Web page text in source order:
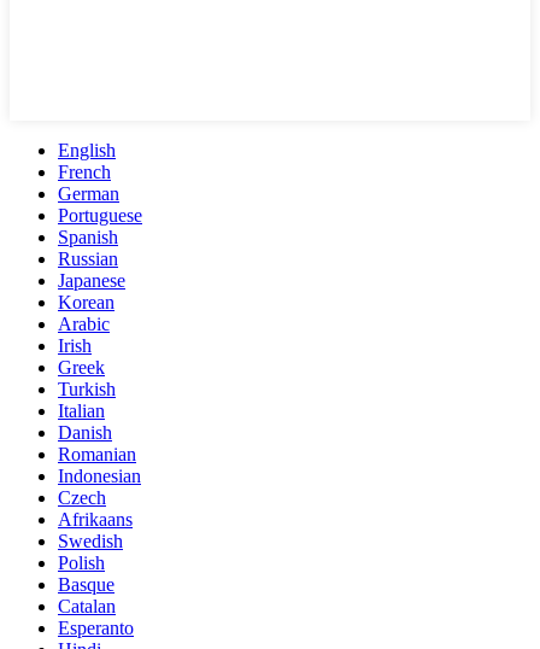
English
French
German
Portuguese
Spanish
Russian
Japanese
Korean
Arabic
Irish
Greek
Turkish
Italian
Danish
Romanian
Indonesian
Czech
Afrikaans
Swedish
Polish
Basque
Catalan
Esperanto